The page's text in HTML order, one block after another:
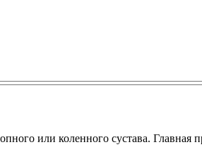
или коленного сустава.